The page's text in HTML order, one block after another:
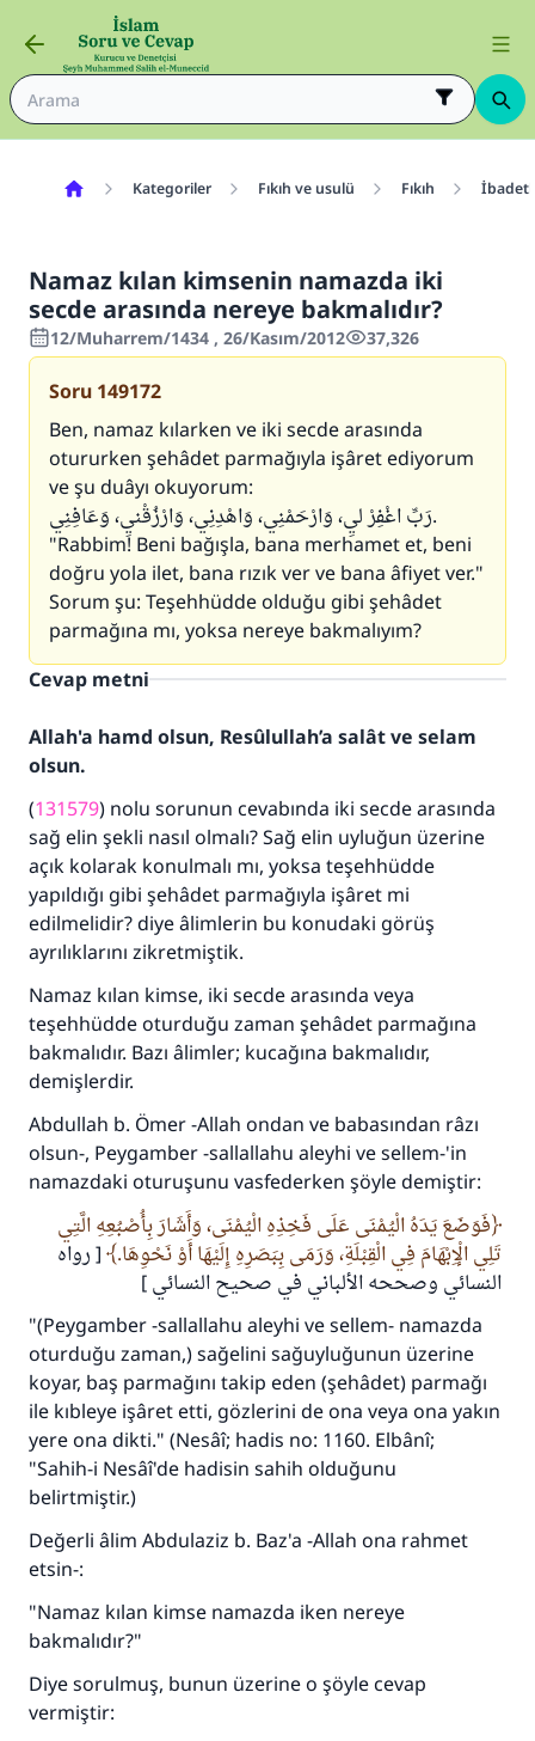
Kategoriler Fıkıh ve usulü Fıkıh
Namaz kılan kimsenin namazda iki
secde arasında nereye bakmalıdır?
12/Muharrem/1434 , 26/Kasım/2012 37,326
Soru 149172
Ben, namaz kılarken ve iki secde arasında
otururken şehâdet parmağıyla işâret ediyorum
ve şu duâyı okuyorum:
رَبِّ اغْفِرْ ليِ، وَارْحَمْنِي، وَاهْدِنِي، وَارْزُقْنيِ، وَعَافِنِي.
"Rabbim! Beni bağışla, bana merhamet et, beni
doğru yola ilet, bana rızık ver ve bana âfiyet ver."
Sorum şu: Teşehhüdde olduğu gibi şehâdet
parmağına mı, yoksa nereye bakmalıyım?
Cevap metni
Allah'a hamd olsun, Resûlullah’a salât ve selam
olsun.
(131579) nolu sorunun cevabında iki secde arasında
sağ elin şekli nasıl olmalı? Sağ elin uyluğun üzerine
açık kolarak konulmalı mı, yoksa teşehhüdde
yapıldığı gibi şehâdet parmağıyla işâret mi
edilmelidir? diye âlimlerin bu konudaki görüş
ayrılıklarını zikretmiştik.
Namaz kılan kimse, iki secde arasında veya
teşehhüdde oturduğu zaman şehâdet parmağına
bakmalıdır. Bazı âlimler; kucağına bakmalıdır,
demişlerdir.
Abdullah b. Ömer -Allah ondan ve babasından râzı
olsun-, Peygamber -sallallahu aleyhi ve sellem-'in
namazdaki oturuşunu vasfederken şöyle demiştir:
فَوَضَعَ يَدَهُ الْيُمْنَى عَلَى فَخِذِهِ الْيُمْنَى، وَأَشَارَ بِأُصْبُعِهِ الَّتِي
تَلِي الْإِبْهَامَ فِي الْقِبْلَةِ، وَرَمَى بِبَصَرِهِ إِلَيْهَا أَوْ نَحْوِهَا.
[ رواه
النسائي وصححه الألباني في صحيح النسائي ]
"(Peygamber -sallallahu aleyhi ve sellem- namazda
oturduğu zaman,) sağelini sağuyluğunun üzerine
koyar, baş parmağını takip eden (şehâdet) parmağı
ile kıbleye işâret etti, gözlerini de ona veya ona yakın
yere ona dikti." (Nesâî; hadis no: 1160. Elbânî;
"Sahih-i Nesâî'de hadisin sahih olduğunu
belirtmiştir.)
Değerli âlim Abdulaziz b. Baz'a -Allah ona rahmet
etsin-:
"Namaz kılan kimse namazda iken nereye
bakmalıdır?"
Diye sorulmuş, bunun üzerine o şöyle cevap
vermiştir: